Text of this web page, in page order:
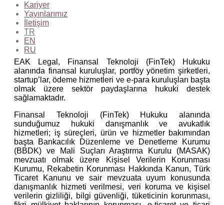
Kariyer
Yayınlarımız
İletişim
TR
EN
RU
EAK Legal, Finansal Teknoloji (FinTek) Hukuku
alanında finansal kuruluşlar, portföy yönetim şirketleri,
startup’lar, ödeme hizmetleri ve e-para kuruluşları başta
olmak üzere sektör paydaşlarına hukuki destek
sağlamaktadır.
Finansal Teknoloji (FinTek) Hukuku alanında
sunduğumuz hukuki danışmanlık ve avukatlık
hizmetleri; iş süreçleri, ürün ve hizmetler bakımından
başta Bankacılık Düzenleme ve Denetleme Kurumu
(BBDK) ve Mali Suçları Araştırma Kurulu (MASAK)
mevzuatı olmak üzere Kişisel Verilerin Korunması
Kurumu, Rekabetin Korunması Hakkında Kanun, Türk
Ticaret Kanunu ve sair mevzuata uyum konusunda
danışmanlık hizmeti verilmesi, veri koruma ve kişisel
verilerin gizliliği, bilgi güvenliği, tüketicinin korunması,